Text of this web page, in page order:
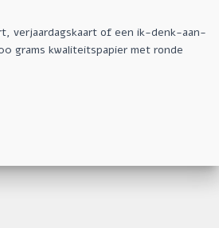
verjaardagskaart of een ik-denk-aan-
grams kwaliteitspapier met ronde